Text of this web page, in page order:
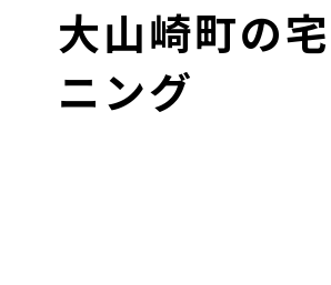
大山崎町の
ニング